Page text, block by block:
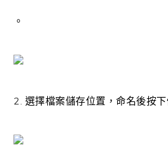
。
2. 選擇檔案儲存位置，命名後按下